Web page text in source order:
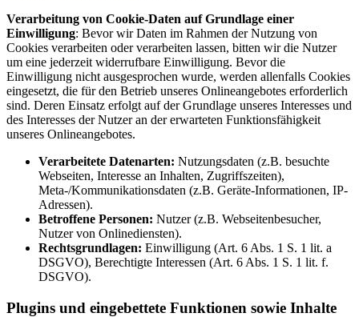
Verarbeitung von Cookie-Daten auf Grundlage einer
Einwilligung: Bevor wir Daten im Rahmen der Nutzung von
Cookies verarbeiten oder verarbeiten lassen, bitten wir die Nutzer
um eine jederzeit widerrufbare Einwilligung. Bevor die
Einwilligung nicht ausgesprochen wurde, werden allenfalls Cookies
eingesetzt, die für den Betrieb unseres Onlineangebotes erforderlich
sind. Deren Einsatz erfolgt auf der Grundlage unseres Interesses und
des Interesses der Nutzer an der erwarteten Funktionsfähigkeit
unseres Onlineangebotes.
Verarbeitete Datenarten: Nutzungsdaten (z.B. besuchte
Webseiten, Interesse an Inhalten, Zugriffszeiten),
Meta-/Kommunikationsdaten (z.B. Geräte-Informationen, IP-
Adressen).
Betroffene Personen: Nutzer (z.B. Webseitenbesucher,
Nutzer von Onlinediensten).
Rechtsgrundlagen: Einwilligung (Art. 6 Abs. 1 S. 1 lit. a
DSGVO), Berechtigte Interessen (Art. 6 Abs. 1 S. 1 lit. f.
DSGVO).
Plugins und eingebettete Funktionen sowie Inhalte